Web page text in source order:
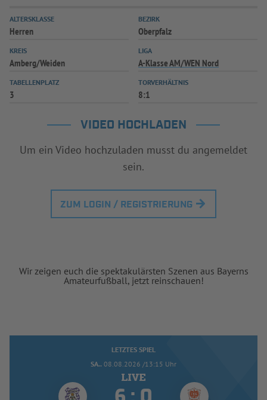
ALTERSKLASSE
Herren
BEZIRK
Oberpfalz
KREIS
Amberg/Weiden
LIGA
A-Klasse AM/WEN Nord
TABELLENPLATZ
3
TORVERHÄLTNIS
8:1
VIDEO HOCHLADEN
Um ein Video hochzuladen musst du angemeldet
sein.
ZUM LOGIN / REGISTRIERUNG
Wir zeigen euch die spektakulärsten Szenen aus Bayerns
Amateurfußball, jetzt reinschauen!
LETZTES SPIEL
SA.. 08.08.2026 /13:15 Uhr